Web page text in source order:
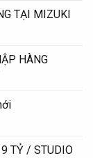
TẠI MIZUKI
HÀNG
TỶ / STUDIO